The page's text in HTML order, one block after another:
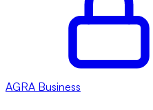
AGRA Business